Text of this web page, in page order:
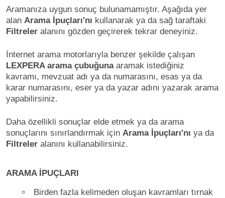
Aramanıza uygun sonuç bulunamamıştır. Aşağıda yer
alan Arama İpuçları'nı kullanarak ya da sağ taraftaki
Filtreler alanını gözden geçirerek tekrar deneyiniz.
İnternet arama motorlarıyla benzer şekilde çalışan
LEXPERA arama çubuğunaaramak istediğiniz
kavramı, mevzuat adı ya da numarasını, esas ya da
karar numarasını, eser ya da yazar adını yazarak arama
yapabilirsiniz.
Daha özellikli sonuçlar elde etmek ya da arama
sonuçlarını sınırlandırmak için Arama İpuçları'nı ya da
Filtreler alanını kullanabilirsiniz.
ARAMA İPUÇLARI
Birden fazla kelimeden oluşan kavramları tırnak